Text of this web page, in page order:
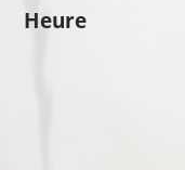
Heure